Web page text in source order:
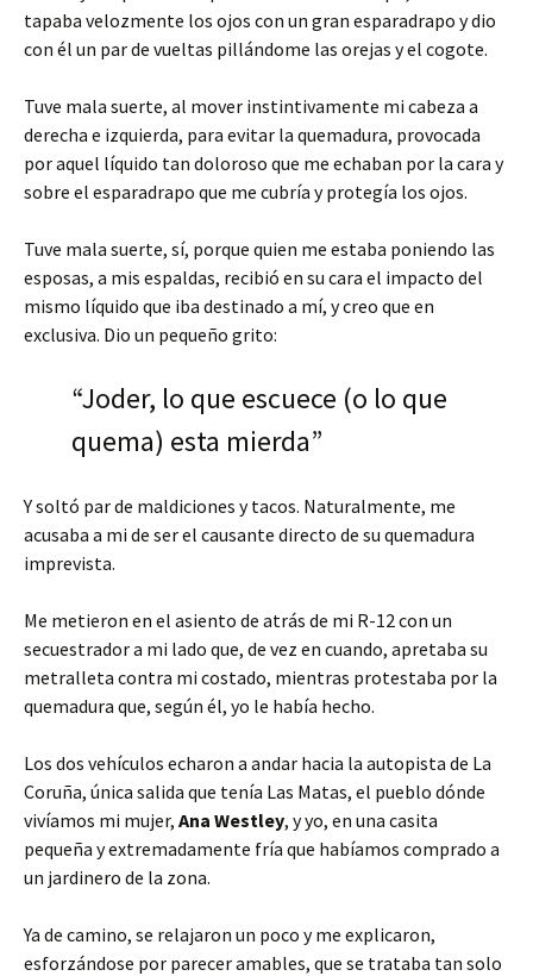
tapaba velozmente los ojos con un gran esparadrapo y dio
con él un par de vueltas pillándome las orejas y el cogote.
Tuve mala suerte, al mover instintivamente mi cabeza a
derecha e izquierda, para evitar la quemadura, provocada
por aquel líquido tan doloroso que me echaban por la cara y
sobre el esparadrapo que me cubría y protegía los ojos.
Tuve mala suerte, sí, porque quien me estaba poniendo las
esposas, a mis espaldas, recibió en su cara el impacto del
mismo líquido que iba destinado a mí, y creo que en
exclusiva. Dio un pequeño grito:
“Joder, lo que escuece (o lo que
quema) esta mierda”
Y soltó par de maldiciones y tacos. Naturalmente, me
acusaba a mi de ser el causante directo de su quemadura
imprevista.
Me metieron en el asiento de atrás de mi R-12 con un
secuestrador a mi lado que, de vez en cuando, apretaba su
metralleta contra mi costado, mientras protestaba por la
quemadura que, según él, yo le había hecho.
Los dos vehículos echaron a andar hacia la autopista de La
Coruña, única salida que tenía Las Matas, el pueblo dónde
vivíamos mi mujer, Ana Westley, y yo, en una casita
pequeña y extremadamente fría que habíamos comprado a
un jardinero de la zona.
Ya de camino, se relajaron un poco y me explicaron,
esforzándose por parecer amables, que se trataba tan solo